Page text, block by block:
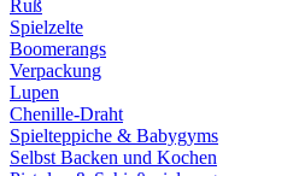
Ruß
Spielzelte
Boomerangs
Verpackung
Lupen
Chenille-Draht
Spielteppiche & Babygyms
Selbst Backen und Kochen